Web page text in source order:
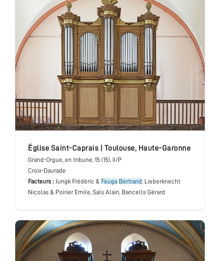
église Saint-Caprais| Toulouse, Haute-Garonne
Grand-Orgue, en tribune, 15 (15), II/P
Croix-Daurade
Facteurs :
Jungk Frédéric & Feuga Bertrand , Lieberknecht
Nicolas & Poirier Emile, Sals Alain, Bancells Gérard